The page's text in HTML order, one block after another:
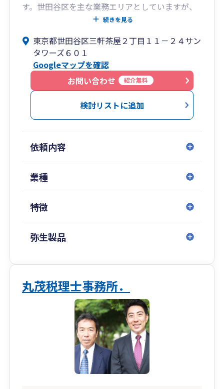
す。世田谷区を主な業務エリアとしていますが、
それ以外のエリアについてもぜひご相談くださ
います。
会計処理・税務申告はもちろん、会社経営に関わ
るご相談も、お気軽にご連絡ください。また、会
計監査、内部統制整備や財務DDに関してもご相談
ください。
わかりやすく、ていねいに、スピーディーに、お
続きを見る
東京都世田谷区三軒茶屋２丁目１１－２４サン
タワーズ６０１
Googleマップを確認
お問い合わせ
紹介無料
検討リストに追加
依頼内容
業種
特徴
弥生製品
丸茂税理士事務所．